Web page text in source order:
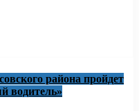
района пройдет
водитель»